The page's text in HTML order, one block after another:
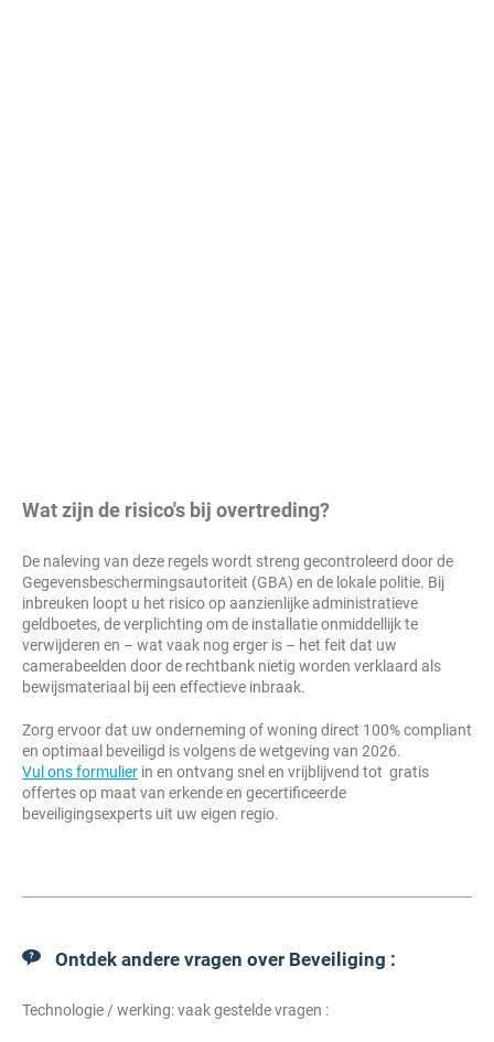
Wat zijn de risico's bij overtreding?
De naleving van deze regels wordt streng gecontroleerd door de
Gegevensbeschermingsautoriteit (GBA) en de lokale politie. Bij
inbreuken loopt u het risico op aanzienlijke administratieve
geldboetes, de verplichting om de installatie onmiddellijk te
verwijderen en – wat vaak nog erger is – het feit dat uw
camerabeelden door de rechtbank nietig worden verklaard als
bewijsmateriaal bij een effectieve inbraak.
Zorg ervoor dat uw onderneming of woning direct 100% compliant
en optimaal beveiligd is volgens de wetgeving van 2026.
Vul ons formulier in en ontvang snel en vrijblijvend tot gratis
offertes op maat van erkende en gecertificeerde
beveiligingsexperts uit uw eigen regio.
Ontdek andere vragen over Beveiliging :
Technologie / werking: vaak gestelde vragen :